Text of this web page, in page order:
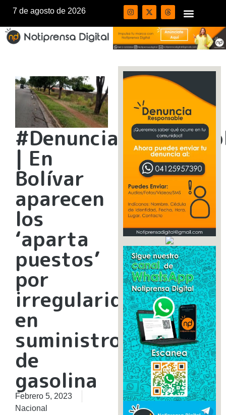
7 de agosto de 2026
| En
Bolívar
aparecen
los
‘aparta
puestos’
por
irregularidad
en
suministro
de
gasolina
Febrero 5, 2023
Nacional